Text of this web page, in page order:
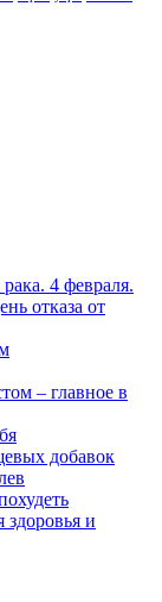
4 февраля.
отказа от
– главное в
добавок
и